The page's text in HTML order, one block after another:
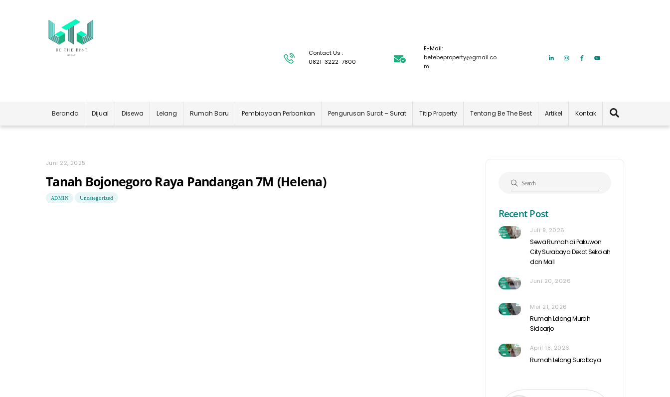
Beranda Dijual Disewa Lelang Rumah Baru Pembiayaan Perbankan Pengurusan Surat – Surat Titip Property Tentang Be The Best Artikel Kontak
Contact Us :
0821-3222-7800
E-Mail:
betebeproperty@gmail.co
m
Juni 22, 2025
Tanah Bojonegoro Raya Pandangan 7M (Helena)
ADMIN Uncategorized
Recent Post
Juli 9, 2026
Sewa Rumah di Pakuwon
City Surabaya Dekat Sekolah
dan Mall
Juni 20, 2026
Mei 21, 2026
Rumah Lelang Murah
Sidoarjo
April 18, 2026
Rumah Lelang Surabaya